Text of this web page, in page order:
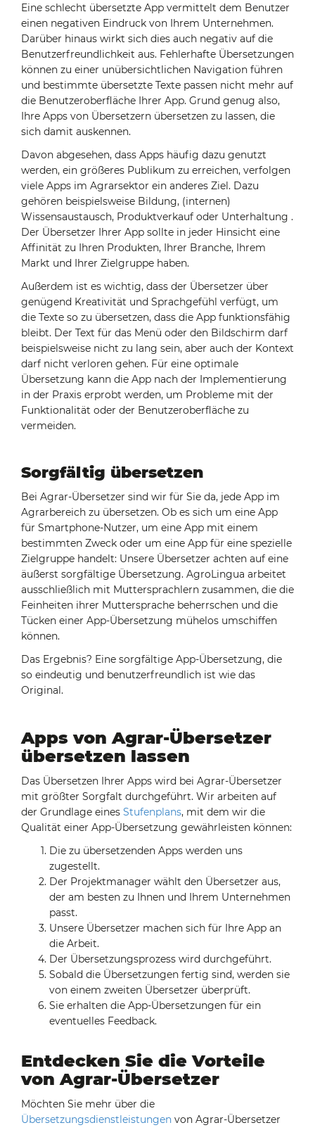
Eine schlecht übersetzte App vermittelt dem Benutzer
einen negativen Eindruck von Ihrem Unternehmen.
Darüber hinaus wirkt sich dies auch negativ auf die
Benutzerfreundlichkeit aus. Fehlerhafte Übersetzungen
können zu einer unübersichtlichen Navigation führen
und bestimmte übersetzte Texte passen nicht mehr auf
die Benutzeroberfläche Ihrer App. Grund genug also,
Ihre Apps von Übersetzern übersetzen zu lassen, die
sich damit auskennen.
Davon abgesehen, dass Apps häufig dazu genutzt
werden, ein größeres Publikum zu erreichen, verfolgen
viele Apps im Agrarsektor ein anderes Ziel. Dazu
gehören beispielsweise Bildung, (internen)
Wissensaustausch, Produktverkauf oder Unterhaltung .
Der Übersetzer Ihrer App sollte in jeder Hinsicht eine
Affinität zu Ihren Produkten, Ihrer Branche, Ihrem
Markt und Ihrer Zielgruppe haben.
Außerdem ist es wichtig, dass der Übersetzer über
genügend Kreativität und Sprachgefühl verfügt, um
die Texte so zu übersetzen, dass die App funktionsfähig
bleibt. Der Text für das Menü oder den Bildschirm darf
beispielsweise nicht zu lang sein, aber auch der Kontext
darf nicht verloren gehen. Für eine optimale
Übersetzung kann die App nach der Implementierung
in der Praxis erprobt werden, um Probleme mit der
Funktionalität oder der Benutzeroberfläche zu
vermeiden.
Sorgfältig übersetzen
Bei Agrar-Übersetzer sind wir für Sie da, jede App im
Agrarbereich zu übersetzen. Ob es sich um eine App
für Smartphone-Nutzer, um eine App mit einem
bestimmten Zweck oder um eine App für eine spezielle
Zielgruppe handelt: Unsere Übersetzer achten auf eine
äußerst sorgfältige Übersetzung. AgroLingua arbeitet
ausschließlich mit Muttersprachlern zusammen, die die
Feinheiten ihrer Muttersprache beherrschen und die
Tücken einer App-Übersetzung mühelos umschiffen
können.
Das Ergebnis? Eine sorgfältige App-Übersetzung, die
so eindeutig und benutzerfreundlich ist wie das
Original.
Apps von Agrar-Übersetzer
übersetzen lassen
Das Übersetzen Ihrer Apps wird bei Agrar-Übersetzer
mit größter Sorgfalt durchgeführt. Wir arbeiten auf
der Grundlage eines Stufenplans, mit dem wir die
Qualität einer App-Übersetzung gewährleisten können:
Die zu übersetzenden Apps werden uns
zugestellt.
Der Projektmanager wählt den Übersetzer aus,
der am besten zu Ihnen und Ihrem Unternehmen
passt.
Unsere Übersetzer machen sich für Ihre App an
die Arbeit.
Der Übersetzungsprozess wird durchgeführt.
Sobald die Übersetzungen fertig sind, werden sie
von einem zweiten Übersetzer überprüft.
Sie erhalten die App-Übersetzungen für ein
eventuelles Feedback.
Entdecken Sie die Vorteile
von Agrar-Übersetzer
Möchten Sie mehr über die
Übersetzungsdienstleistungen von Agrar-Übersetzer